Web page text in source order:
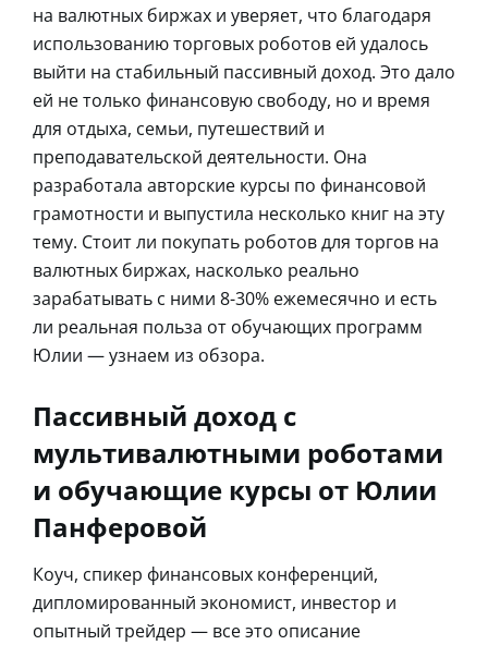
на валютных биржах и уверяет, что благодаря
использованию торговых роботов ей удалось
выйти на стабильный пассивный доход. Это дало
ей не только финансовую свободу, но и время
для отдыха, семьи, путешествий и
преподавательской деятельности. Она
разработала авторские курсы по финансовой
грамотности и выпустила несколько книг на эту
тему. Стоит ли покупать роботов для торгов на
валютных биржах, насколько реально
зарабатывать с ними 8-30% ежемесячно и есть
ли реальная польза от обучающих программ
Юлии — узнаем из обзора.
Пассивный доход с
мультивалютными роботами
и обучающие курсы от Юлии
Панферовой
Коуч, спикер финансовых конференций,
дипломированный экономист, инвестор и
опытный трейдер — все это описание